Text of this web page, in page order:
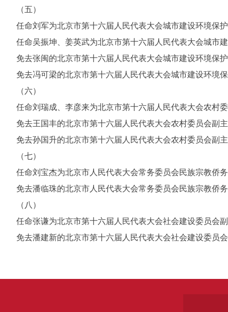
（五）
任命刘军为北京市第十六届人民代表大会城市建设环境保
任命吴振坤、姜英武为北京市第十六届人民代表大会城市建
免去张闽的北京市第十六届人民代表大会城市建设环境保护
免去冯可梁的北京市第十六届人民代表大会城市建设环境
（六）
任命刘瑞成、李彦来为北京市第十六届人民代表大会农村
免去王国丰的北京市第十六届人民代表大会农村委员会副
免去孙国升的北京市第十六届人民代表大会农村委员会副
（七）
任命刘宝杰为北京市人民代表大会常务委员会民族宗教侨
免去潘临珠的北京市人民代表大会常务委员会民族宗教侨
（八）
任命张谦为北京市第十六届人民代表大会社会建设委员会
免去潘建新的北京市第十六届人民代表大会社会建设委员